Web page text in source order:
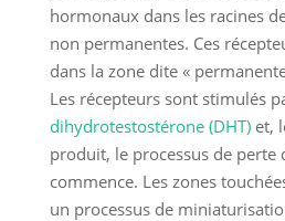
hormonaux dans les racines
non permanentes. Ces
dans la zone dite «
Les récepteurs sont stimulés
dihydrotestostérone (DHT)et,
produit, le processus de perte
commence. Les zones
un processus de